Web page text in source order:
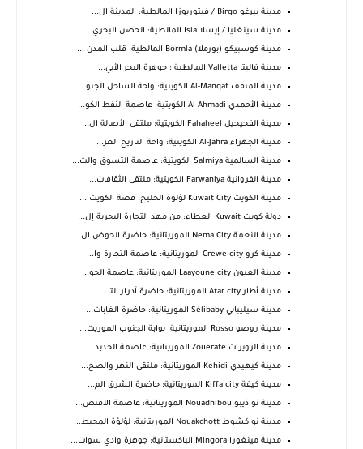
مدينة بيرغو Birgo / فيتوريوزا المالطية: المدينة ال...
مدينة سينغليا / إيسلا Isla المالطية: الحصن البحري ...
مدينة كوسبيكو (بورملا) Bormla المالطية: قلب المدن ...
مدينة فاليتا Valletta المالطية : جوهرة البحر الأبي...
مدينة المنقف Al-Manqaf الكويتية: واحة الساحل الجنو...
مدينة الأحمدي Al-Ahmadi الكويتية: عاصمة النفط الكو...
مدينة الفحيحيل Fahaheel الكويتية: ملتقى الأصالة ال...
مدينة الجهراء Al-Jahra الكويتية: واحة التاريخ العر...
مدينة السالمية Salmiya الكويتية: عاصمة التسوق والت...
مدينة الفروانية Farwaniya الكويتية: ملتقى الثقافات...
مدينة الكويت Kuwait City لؤلؤة الخليج: قصة الكويت ...
دولة كويت Kuwait العطاء: من مهد التجارة البحرية إل...
مدينة النعمة Nema City الموريتانية: حاضرة الحوض ال...
مدينة كرو Crewe city الموريتانية: عاصمة التجارة وا...
مدينة العيون Laayoune city الموريتانية: عاصمة الحو...
مدينة أطار Atar city الموريتانية: حاضرة آدرار التا...
مدينة سيليبابي Sélibaby الموريتانية: حاضرة الغابات...
مدينة روصو Rosso الموريتانية: بوابة الجنوب الموريت...
مدينة الزويرات Zouerate الموريتانية: عاصمة الحديد ...
مدينة كيهيدي Kehidi الموريتانية: ملتقى النهر والصح...
مدينة كيفة Kiffa city الموريتانية: حاضرة الشرق الم...
مدينة نواذيبو Nouadhibou الموريتانية: عاصمة الاقتص...
مدينة نواكشوط Nouakchott الموريتانية: لؤلؤة المحيط...
مدينة مينغورا Mingora الباكستانية: جوهرة وادي سوات...